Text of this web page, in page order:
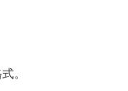
。